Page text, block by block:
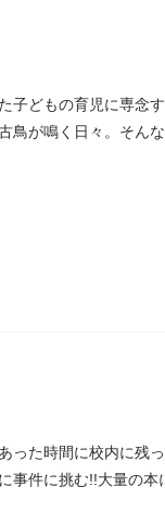
どもの育児に専念
が鳴く日々。そん
った時間に校内に残
件に挑む!!大量の